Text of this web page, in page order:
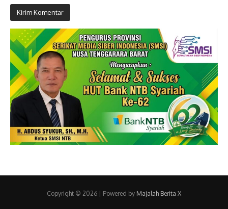
Copyright © 2026 | Powered by Majalah Berita X